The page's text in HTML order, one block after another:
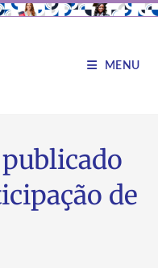
MENU
de